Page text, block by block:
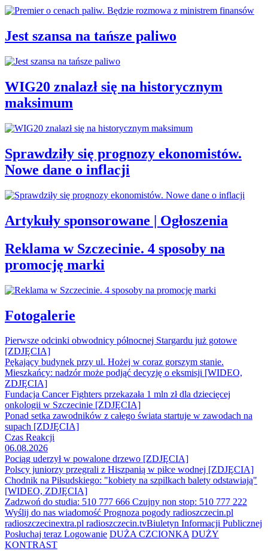
Jest szansa na tańsze paliwo
WIG20 znalazł się na historycznym
maksimum
Sprawdziły się prognozy ekonomistów.
Nowe dane o inflacji
Artykuły sponsorowane | Ogłoszenia
Reklama w Szczecinie. 4 sposoby na
promocję marki
Fotogalerie
Pierwsze odcinki obwodnicy północnej Stargardu już gotowe
[ZDJĘCIA]
Pękający budynek przy ul. Hożej w coraz gorszym stanie.
Mieszkańcy: nadzór może podjąć decyzję o eksmisji [WIDEO,
ZDJĘCIA]
Fundacja Cancer Fighters przekazała 1 mln zł dla dziecięcej
onkologii w Szczecinie [ZDJĘCIA]
Ponad setka zawodników z całego świata startuje w zawodach na
supach [ZDJĘCIA]
Czas Reakcji
06.08.2026
Pociąg uderzył w powalone drzewo [ZDJĘCIA]
Polscy juniorzy przegrali z Hiszpanią w piłce wodnej [ZDJĘCIA]
Chodnik na Piłsudskiego: "kobiety na szpilkach balety odstawiają"
[WIDEO, ZDJĘCIA]
Zadzwoń do studia: 510 777 666 Czujny non stop: 510 777 222
Wyślij do nas wiadomość Prognoza pogody radioszczecin.pl
radioszczecinextra.pl radioszczecin.tvBiuletyn Informacji Publicznej
Posłuchaj teraz Logowanie DUŻA CZCIONKA DUŻY
KONTRAST